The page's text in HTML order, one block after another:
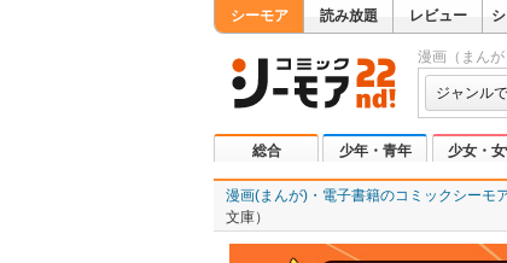
シーモア 読み放題 レビュー
漫画（まん
ジャンル
総合 少年・青年 少女・
漫画(まんが)・電子書籍のコミックシーモ
文庫）